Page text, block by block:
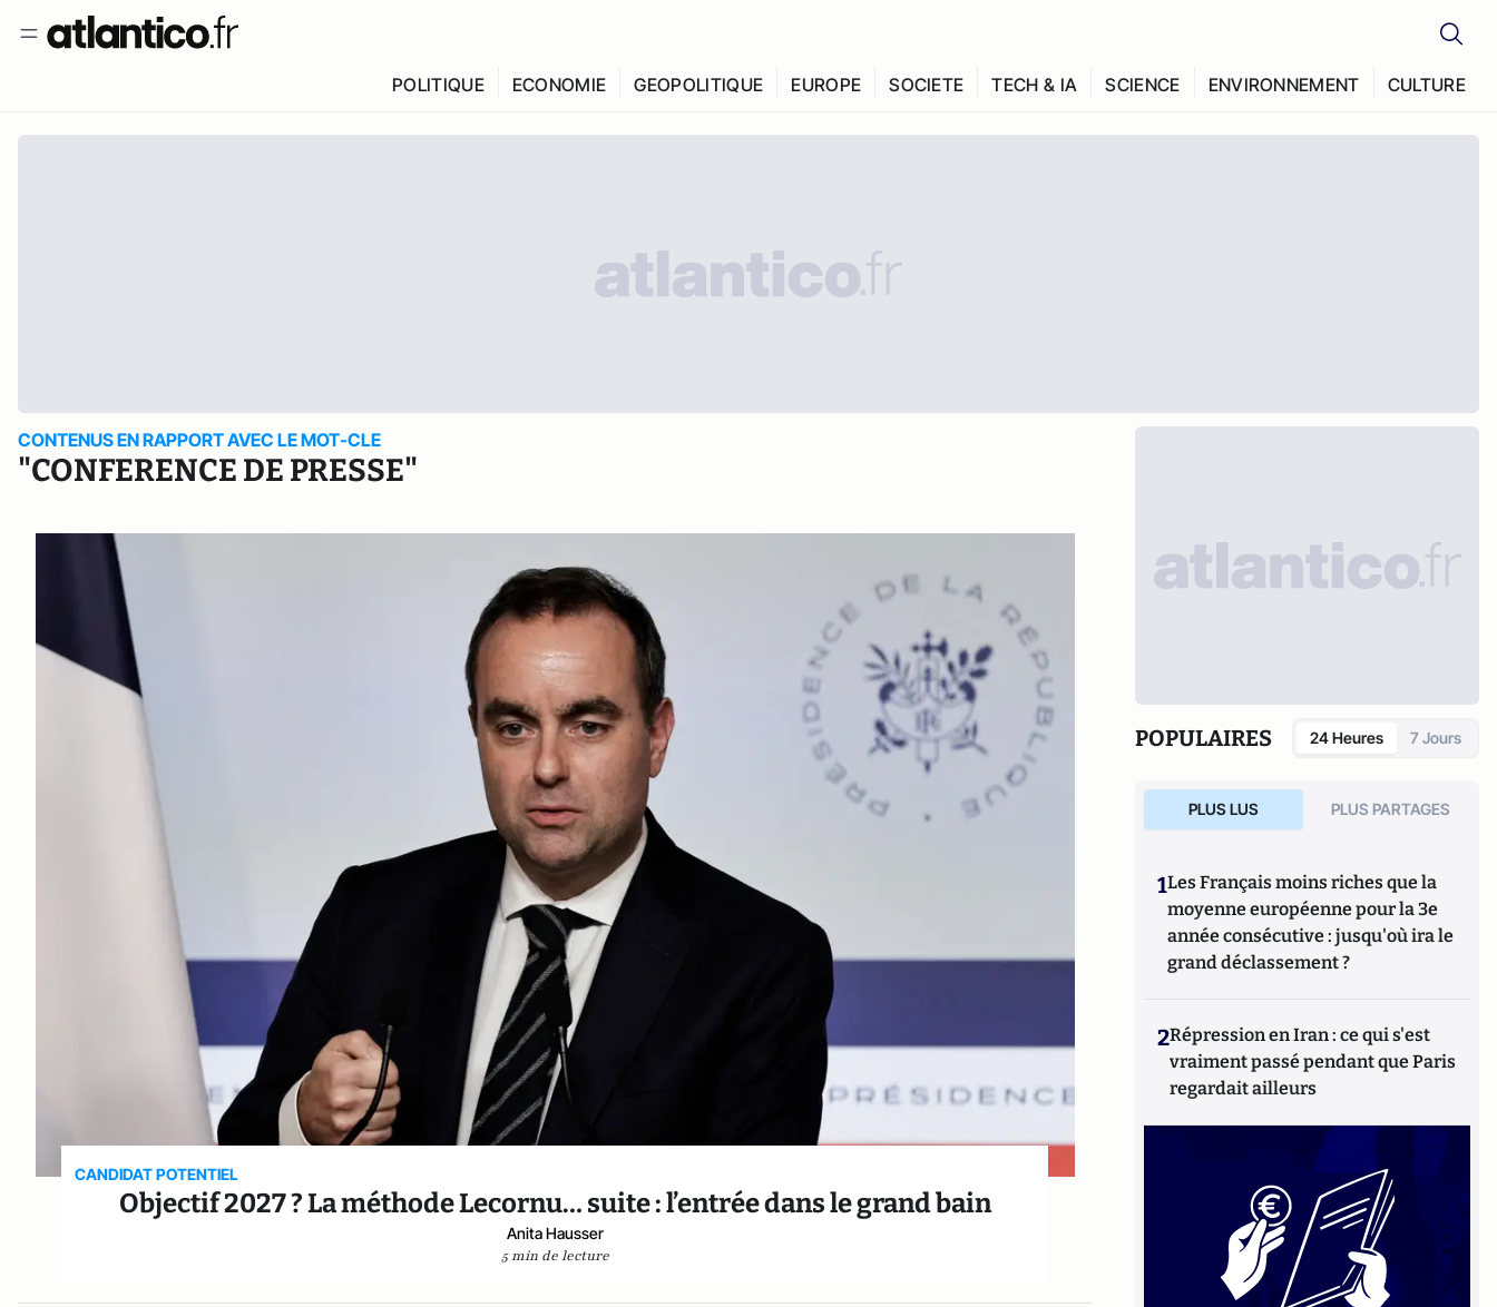
POLITIQUE ECONOMIE GEOPOLITIQUE EUROPE SOCIETE TECH & IA SCIENCE ENVIRONNEMENT CULTURE
CONTENUS EN RAPPORT AVEC LE MOT-CLE
"CONFERENCE DE PRESSE"
CANDIDAT POTENTIEL
Objectif 2027 ? La méthode Lecornu… suite : l’entrée dans le grand bain
Anita Hausser
5 min de lecture
POPULAIRES 24 Heures 7 Jours
PLUS LUS PLUS PARTAGES
1Les Français moins riches que la
moyenne européenne pour la 3e
année consécutive : jusqu'où ira le
grand déclassement ?
2Répression en Iran : ce qui s'est
vraiment passé pendant que Paris
regardait ailleurs